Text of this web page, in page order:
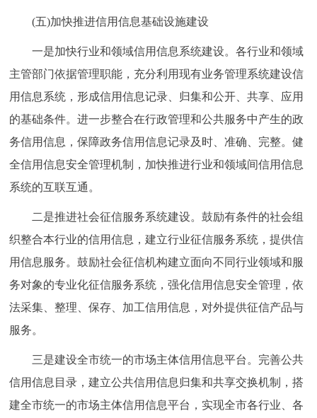
(五)加快推进信用信息基础设施建设
一是加快行业和领域信用信息系统建设。各行业和领域
主管部门依据管理职能，充分利用现有业务管理系统建设信
用信息系统，形成信用信息记录、归集和公开、共享、应用
的基础条件。进一步整合在行政管理和公共服务中产生的政
务信用信息，保障政务信用信息记录及时、准确、完整。健
全信用信息安全管理机制，加快推进行业和领域间信用信息
系统的互联互通。
二是推进社会征信服务系统建设。鼓励有条件的社会组
织整合本行业的信用信息，建立行业征信服务系统，提供信
用信息服务。鼓励社会征信机构建立面向不同行业领域和服
务对象的专业化征信服务系统，强化信用信息安全管理，依
法采集、整理、保存、加工信用信息，对外提供征信产品与
服务。
三是建设全市统一的市场主体信用信息平台。完善公共
信用信息目录，建立公共信用信息归集和共享交换机制，搭
建全市统一的市场主体信用信息平台，实现全市各行业、各